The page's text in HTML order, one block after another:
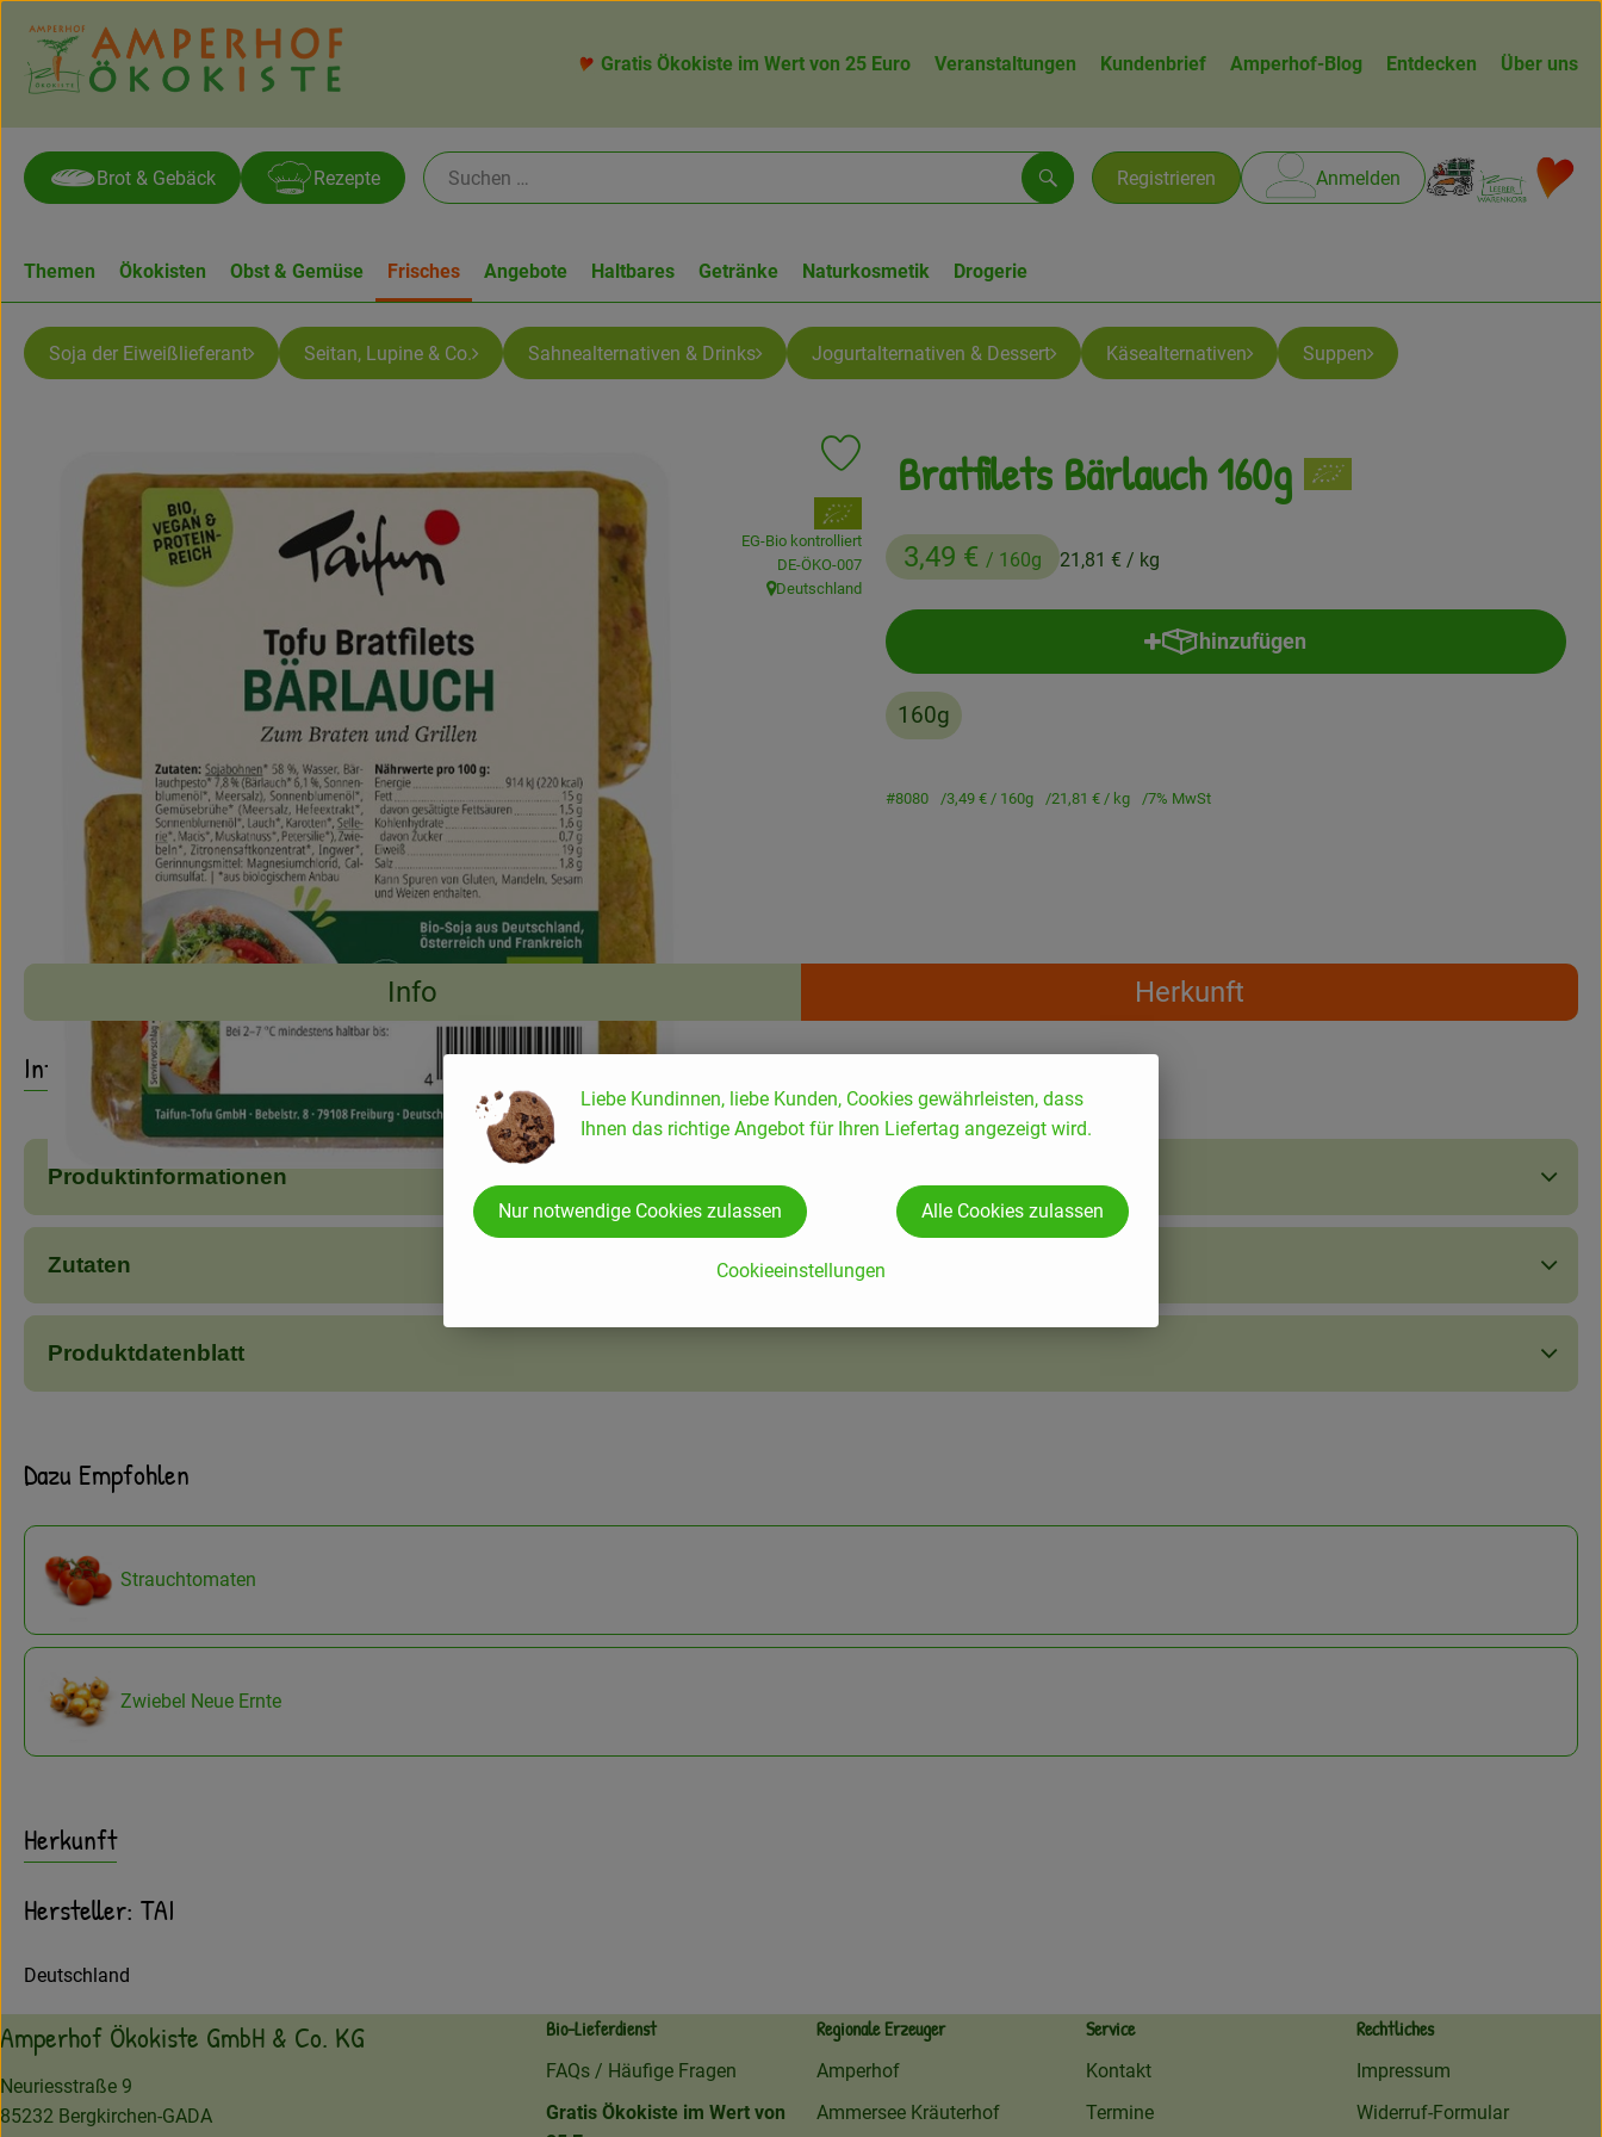
Gratis Ökokiste im Wert von 25 Euro Veranstaltungen Kundenbrief Amperhof-Blog Entdecken Über uns
Registrieren Anmelden
Suchen
Brot & Gebäck Rezepte
Themen Ökokisten Obst & Gemüse Frisches Angebote Haltbares Getränke Naturkosmetik Drogerie
Soja der Eiweißlieferant Seitan, Lupine & Co. Sahnealternativen & Drinks Jogurtalternativen & Dessert Käsealternativen Suppen
Bratfilets Bärlauch 160g
3,49 € / 160g 21,81 € / kg
Produkt zu Favouriten hinzufügen
, Verband:
EG-Bio kontrolliert
, Kontrollstelle:
DE-ÖKO-007
, Herkunft:
Deutschland
hinzufügen
Produkt zum Warenkorb hinzufügen
160g
#8080 3,49 € / 160g 21,81 € / kg 7% MwSt
Rezepte
Info Herkunft
Entdecke passende RezepteEs wurden keine passenden Rezepte gefunden.
Info
Produktinformationen
Zutaten
Produktdatenblatt
Dazu Empfohlen
Strauchtomaten
Zwiebel Neue Ernte
Herkunft
Hersteller: TAI
Deutschland
Amperhof Ökokiste GmbH & Co. KG
Neuriesstraße 9
85232 Bergkirchen-GADA
Bio-Lieferdienst
FAQs / Häufige Fragen
Gratis Ökokiste im Wert von
Regionale Erzeuger
Amperhof
Ammersee Kräuterhof
Service
Kontakt
Termine
Rechtliches
Impressum
Widerruf-Formular
Liebe Kundinnen, liebe Kunden, Cookies gewährleisten, dass
Ihnen das richtige Angebot für Ihren Liefertag angezeigt wird.
Cookieeinstellungen
Nur notwendige Cookies zulassen Alle Cookies zulassen